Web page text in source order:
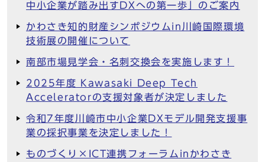
中小企業が踏み出すDXへの第一歩」のご案内
かわさき知的財産シンポジウムin川崎国際環境
技術展の開催について
南部市場見学会・名刺交換会を実施します！
2025年度 Kawasaki Deep Tech
Acceleratorの支援対象者が決定しました
令和7年度川崎市中小企業DXモデル開発支援事
業の採択事業を決定しました！
ものづくり×ICT連携フォーラムinかわさき